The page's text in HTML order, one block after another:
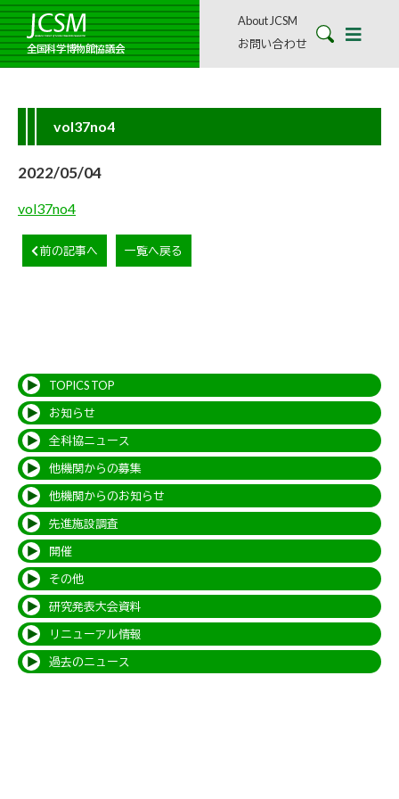
全国科学博物館協議会
About JCSM
お問い合わせ
vol37no4
2022/05/04
vol37no4
前の記事へ 一覧へ戻る
TOPICS TOP
お知らせ
全科協ニュース
他機関からの募集
他機関からのお知らせ
先進施設調査
開催
その他
研究発表大会資料
リニューアル情報
過去のニュース